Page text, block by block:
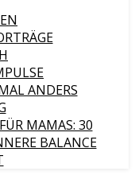
ANDERS
MAMAS: 30
BALANCE